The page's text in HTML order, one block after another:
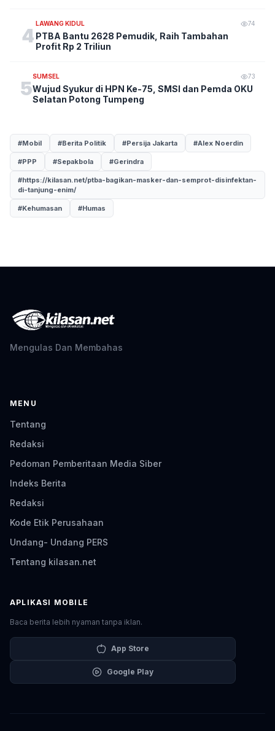
4
LAWANG KIDUL 74
PTBA Bantu 2628 Pemudik, Raih Tambahan
Profit Rp 2 Triliun
5
SUMSEL 73
Wujud Syukur di HPN Ke-75, SMSI dan Pemda OKU
Selatan Potong Tumpeng
#Mobil #Berita Politik #Persija Jakarta #Alex Noerdin
#PPP #Sepakbola #Gerindra
#https://kilasan.net/ptba-bagikan-masker-dan-semprot-disinfektan-
di-tanjung-enim/
#Kehumasan #Humas
Mengulas Dan Membahas
MENU
Tentang
Redaksi
Pedoman Pemberitaan Media Siber
Indeks Berita
Redaksi
Kode Etik Perusahaan
Undang- Undang PERS
Tentang kilasan.net
APLIKASI MOBILE
Baca berita lebih nyaman tanpa iklan.
App Store
Google Play